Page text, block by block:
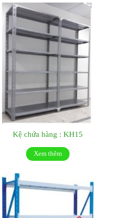
Kệ chứa hàng : KH15
Xem thêm